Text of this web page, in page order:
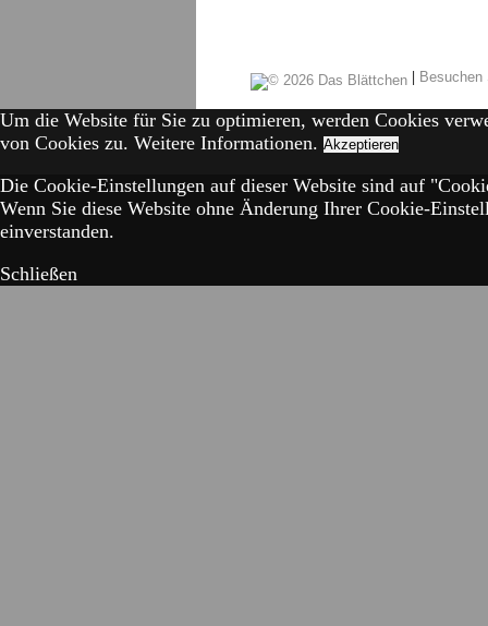
|
Um die Website für Sie zu optimieren, werden Cookies
von Cookies zu. Weitere Informationen. Akzeptieren
Die Cookie-Einstellungen auf dieser Website sind auf
Wenn Sie diese Website ohne Änderung Ihrer Cookie-
einverstanden.
Schließen